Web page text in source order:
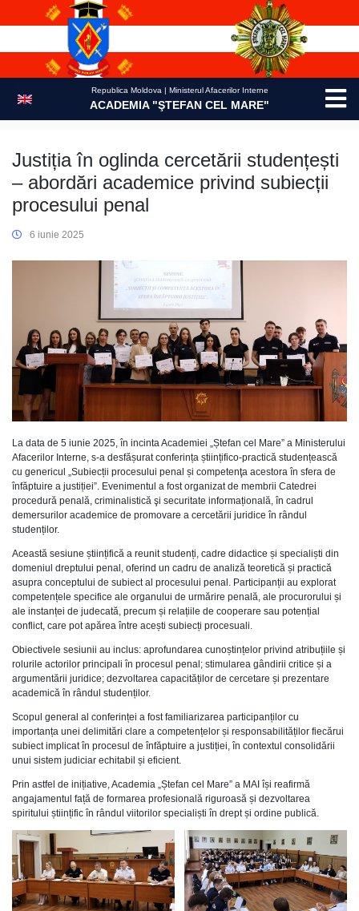
Republica Moldova | Ministerul Afacerilor Interne
ACADEMIA "ŞTEFAN CEL MARE"
Justiția în oglinda cercetării studențești
– abordări academice privind subiecții
procesului penal
6 iunie 2025
La data de 5 iunie 2025, în incinta Academiei „Ștefan cel Mare” a Ministerului
Afacerilor Interne, s-a desfășurat conferința științifico-practică studențească
cu genericul „Subiecții procesului penal și competenţa acestora în sfera de
înfăptuire a justiției”. Evenimentul a fost organizat de membrii Catedrei
procedură penală, criminalistică şi securitate informațională, în cadrul
demersurilor academice de promovare a cercetării juridice în rândul
studenților.
Această sesiune științifică a reunit studenți, cadre didactice și specialiști din
domeniul dreptului penal, oferind un cadru de analiză teoretică și practică
asupra conceptului de subiect al procesului penal. Participanții au explorat
competențele specifice ale organului de urmărire penală, ale procurorului și
ale instanței de judecată, precum și relațiile de cooperare sau potențial
conflict, care pot apărea între acești subiecți procesuali.
Obiectivele sesiunii au inclus: aprofundarea cunoștințelor privind atribuțiile și
rolurile actorilor principali în procesul penal; stimularea gândirii critice și a
argumentării juridice; dezvoltarea capacităților de cercetare și prezentare
academică în rândul studenților.
Scopul general al conferinței a fost familiarizarea participanților cu
importanța unei delimitări clare a competențelor și responsabilităților fiecărui
subiect implicat în procesul de înfăptuire a justiției, în contextul consolidării
unui sistem judiciar echitabil și eficient.
Prin astfel de inițiative, Academia „Ștefan cel Mare” a MAI își reafirmă
angajamentul față de formarea profesională riguroasă și dezvoltarea
spiritului științific în rândul viitorilor specialiști în drept și ordine publică.